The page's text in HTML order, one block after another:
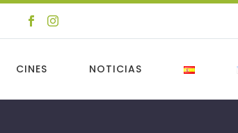
CINES NOTICIAS